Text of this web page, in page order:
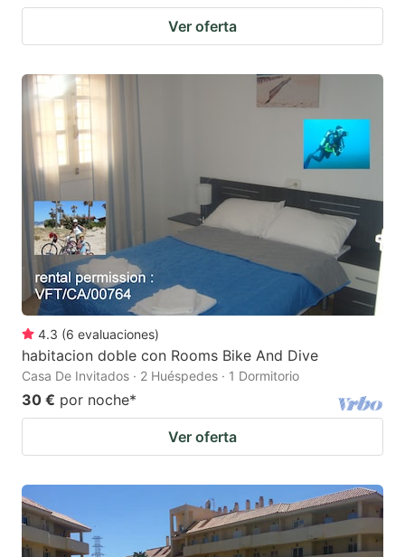
Ver oferta
4.3 (6 evaluaciones)
habitacion doble con Rooms Bike And Dive
Casa De Invitados · 2 Huéspedes · 1 Dormitorio
30 € por noche*
Ver oferta